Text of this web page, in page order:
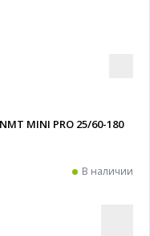
MINI PRO 25/60-180
В наличии